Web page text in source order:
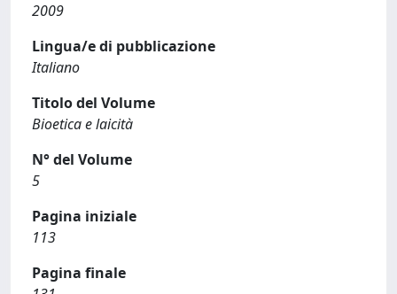
2009
Lingua/e di pubblicazione
Italiano
Titolo del Volume
Bioetica e laicità
N° del Volume
5
Pagina iniziale
113
Pagina finale